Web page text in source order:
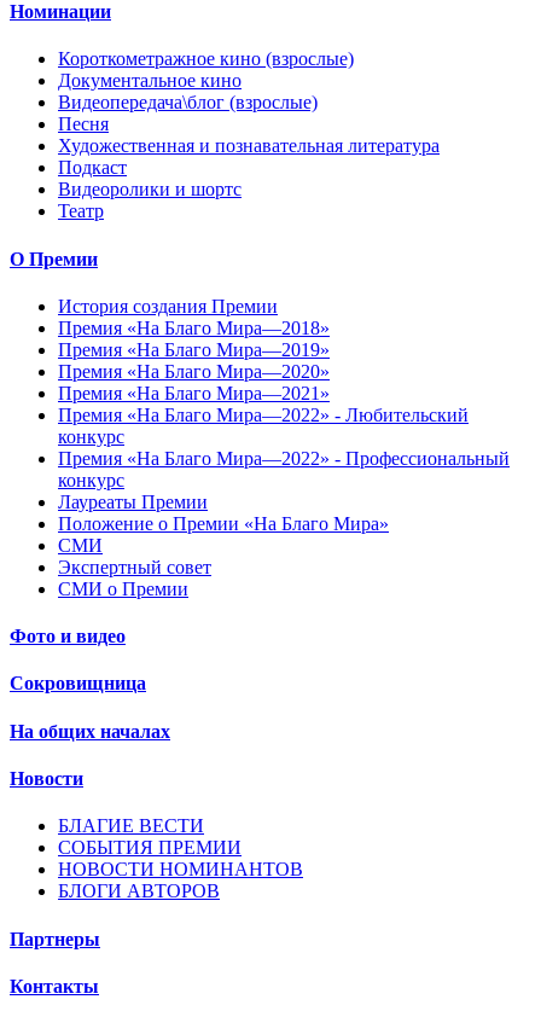
Номинации
Короткометражное кино (взрослые)
Документальное кино
Видеопередача\блог (взрослые)
Песня
Художественная и познавательная литература
Подкаст
Видеоролики и шортс
Театр
О Премии
История создания Премии
Премия «На Благо Мира—2018»
Премия «На Благо Мира—2019»
Премия «На Благо Мира—2020»
Премия «На Благо Мира—2021»
Премия «На Благо Мира—2022» - Любительский
конкурс
Премия «На Благо Мира—2022» - Профессиональный
конкурс
Лауреаты Премии
Положение о Премии «На Благо Мира»
СМИ
Экспертный совет
СМИ о Премии
Фото и видео
Сокровищница
На общих началах
Новости
БЛАГИЕ ВЕСТИ
СОБЫТИЯ ПРЕМИИ
НОВОСТИ НОМИНАНТОВ
БЛОГИ АВТОРОВ
Партнеры
Контакты